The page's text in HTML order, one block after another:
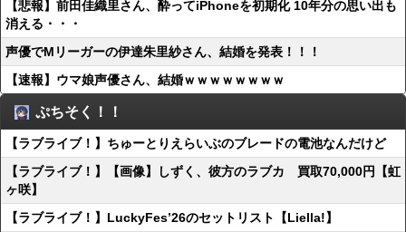
【悲報】前田佳織里さん、酔ってiPhoneを初期化 10年分の思い出も
消える・・・
声優でMリーガーの伊達朱里紗さん、結婚を発表！！！
【速報】ウマ娘声優さん、結婚ｗｗｗｗｗｗｗｗ
ぷちそく！！
【ラブライブ！】ちゅーとりえらいぶのブレードの電池なんだけど
【ラブライブ！】【画像】しずく、彼方のラブカ 買取70,000円【虹
ヶ咲】
【ラブライブ！】LuckyFes’26のセットリスト【Liella!】